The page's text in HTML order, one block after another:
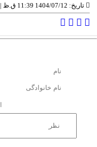
تاریخ: 1404/07/12 11:39 ق.ظ |